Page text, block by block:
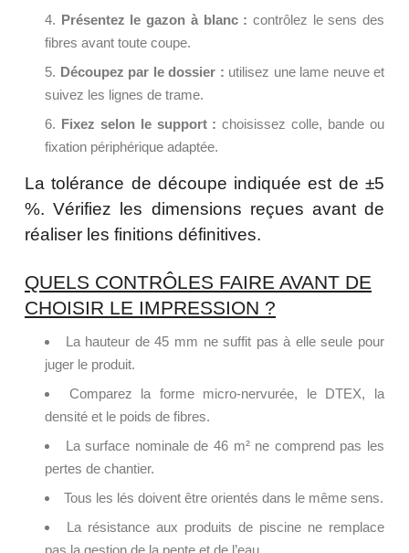
Présentez le gazon à blanc : contrôlez le sens des
fibres avant toute coupe.
Découpez par le dossier : utilisez une lame neuve et
suivez les lignes de trame.
Fixez selon le support : choisissez colle, bande ou
fixation périphérique adaptée.
La tolérance de découpe indiquée est de ±5
%. Vérifiez les dimensions reçues avant de
réaliser les finitions définitives.
QUELS CONTRÔLES FAIRE AVANT DE
CHOISIR LE IMPRESSION ?
La hauteur de 45 mm ne suffit pas à elle seule pour
juger le produit.
Comparez la forme micro-nervurée, le DTEX, la
densité et le poids de fibres.
La surface nominale de 46 m² ne comprend pas les
pertes de chantier.
Tous les lés doivent être orientés dans le même sens.
La résistance aux produits de piscine ne remplace
pas la gestion de la pente et de l’eau.